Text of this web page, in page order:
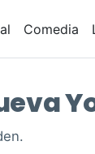
Comedia